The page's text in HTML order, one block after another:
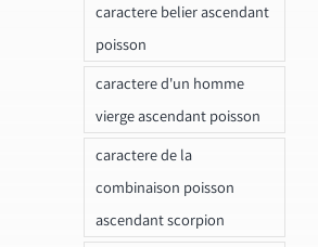
caractere belier ascendant
poisson
caractere d'un homme
vierge ascendant poisson
caractere de la
combinaison poisson
ascendant scorpion